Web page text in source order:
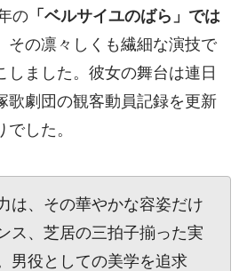
の「ベルサイユのばら」では
その凛々しくも繊細な演技で
しました。彼女の舞台は連日
歌劇団の観客動員記録を更新
した。
は、その華やかな容姿だけ
ス、芝居の三拍子揃った実
男役としての美学を追求